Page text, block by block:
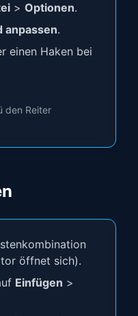
> Optionen.
anpassen.
einen Haken bei
den Reiter
öffnet sich).
Einfügen >